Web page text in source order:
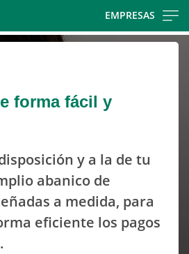
main
EMPRESAS
forma fácil y
y a la de tu
abanico de
a medida, para
eficiente los pagos